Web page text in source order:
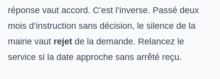
réponse vaut accord. C’est l’inverse. Passé deux
mois d’instruction sans décision, le silence de la
mairie vaut rejet de la demande. Relancez le
service si la date approche sans arrêté reçu.